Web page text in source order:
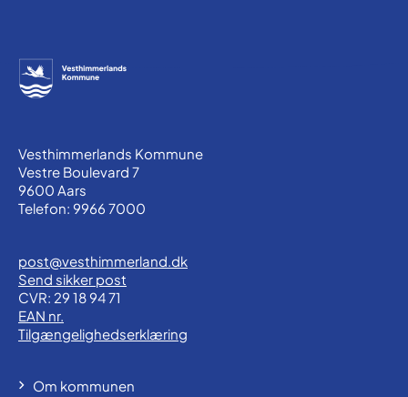
Vesthimmerlands Kommune
Vestre Boulevard 7
9600 Aars
Telefon: 9966 7000
post@vesthimmerland.dk
Send sikker post
CVR: 29 18 94 71
EAN nr.
Tilgængelighedserklæring
Om kommunen